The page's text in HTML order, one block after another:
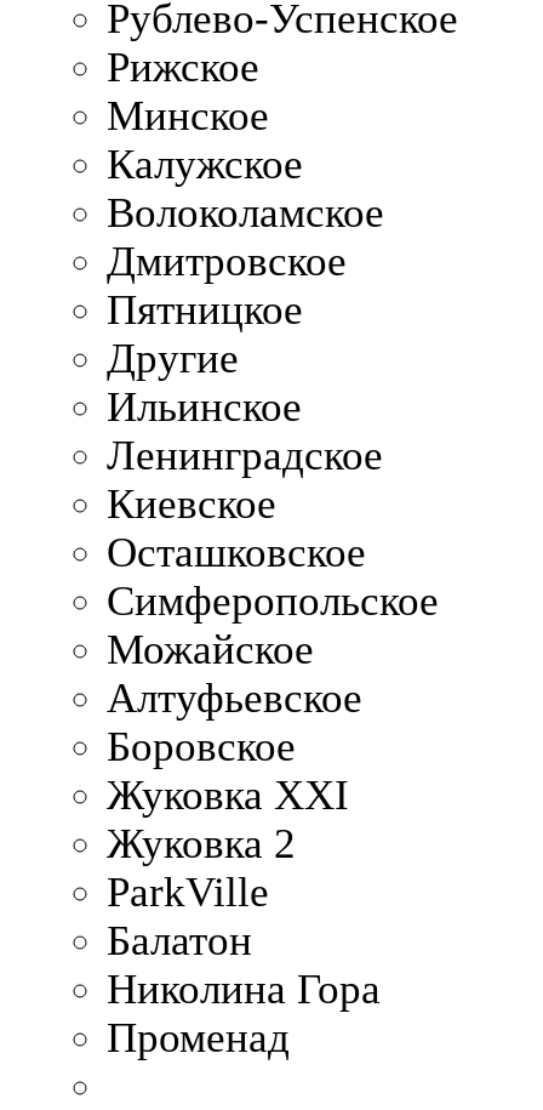
Рублево-Успенское
Рижское
Минское
Калужское
Волоколамское
Дмитровское
Пятницкое
Другие
Ильинское
Ленинградское
Киевское
Осташковское
Симферопольское
Можайское
Алтуфьевское
Боровское
Жуковка XXI
Жуковка 2
ParkVille
Балатон
Николина Гора
Променад